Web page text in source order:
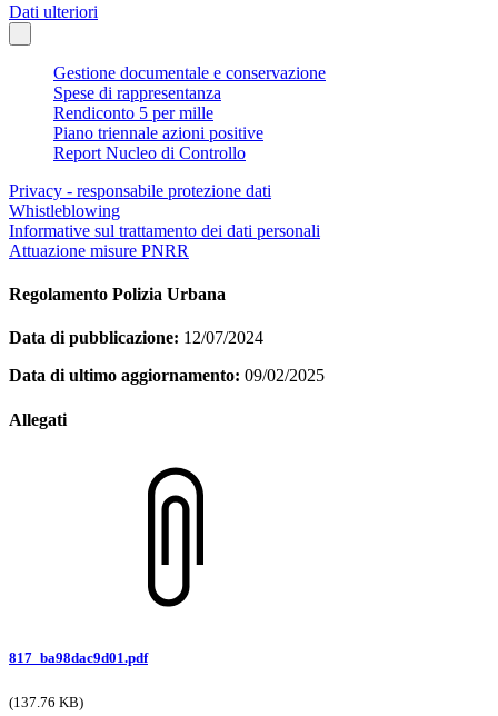
Dati ulteriori
Gestione documentale e conservazione
Spese di rappresentanza
Rendiconto 5 per mille
Piano triennale azioni positive
Report Nucleo di Controllo
Privacy - responsabile protezione dati
Whistleblowing
Informative sul trattamento dei dati personali
Attuazione misure PNRR
Regolamento Polizia Urbana
Data di pubblicazione: 12/07/2024
Data di ultimo aggiornamento: 09/02/2025
Allegati
817_ba98dac9d01.pdf
(137.76 KB)